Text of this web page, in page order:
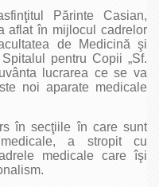
Părinte Casian,
aflat în mijlocul cadrelor
de Medicină şi
pentru Copii „Sf.
lucrarea ce se va
noi aparate medicale
în secţiile în care sunt
a stropit cu
medicale care îşi